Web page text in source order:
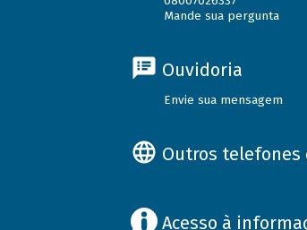
Mande sua pergunta
Ouvidoria
Envie sua mensagem
Outros telefones
Acesso à